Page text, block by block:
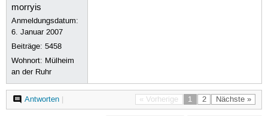
Anmeldungsdatum:
6. Januar 2007
Beiträge:5458
Wohnort: Mülheim
an der Ruhr
« Vorherige 1 2 Nächste »
Antworten|